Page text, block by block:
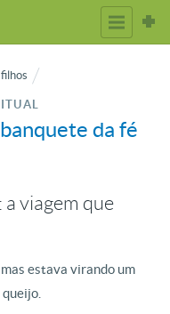
da fé
viagem que
estava virando um